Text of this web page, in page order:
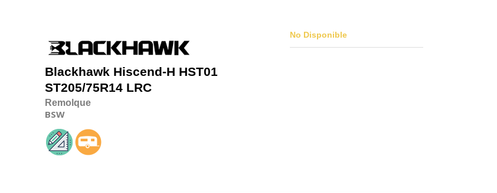
Blackhawk Hiscend-H HST01
ST205/75R14 LRC
Remolque
BSW
No Disponible